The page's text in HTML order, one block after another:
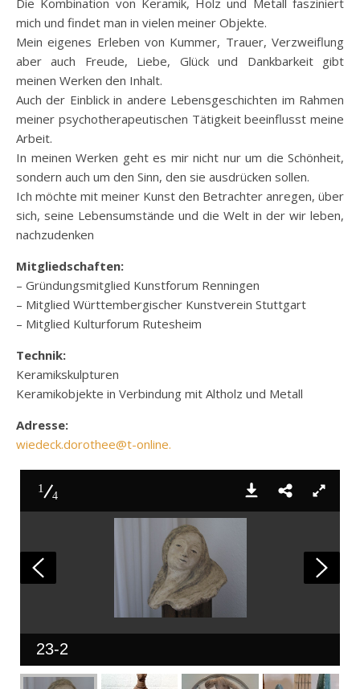
Die Kombination von Keramik, Holz und Metall fasziniert
mich und findet man in vielen meiner Objekte.
Mein eigenes Erleben von Kummer, Trauer, Verzweiflung
aber auch Freude, Liebe, Glück und Dankbarkeit gibt
meinen Werken den Inhalt.
Auch der Einblick in andere Lebensgeschichten im Rahmen
meiner psychotherapeutischen Tätigkeit beeinflusst meine
Arbeit.
In meinen Werken geht es mir nicht nur um die Schönheit,
sondern auch um den Sinn, den sie ausdrücken sollen.
Ich möchte mit meiner Kunst den Betrachter anregen, über
sich, seine Lebensumstände und die Welt in der wir leben,
nachzudenken
Mitgliedschaften:
– Gründungsmitglied Kunstforum Renningen
– Mitglied Württembergischer Kunstverein Stuttgart
– Mitglied Kulturforum Rutesheim
Technik:
Keramikskulpturen
Keramikobjekte in Verbindung mit Altholz und Metall
Adresse:
wiedeck.dorothee@t-online.
1
4
23-2